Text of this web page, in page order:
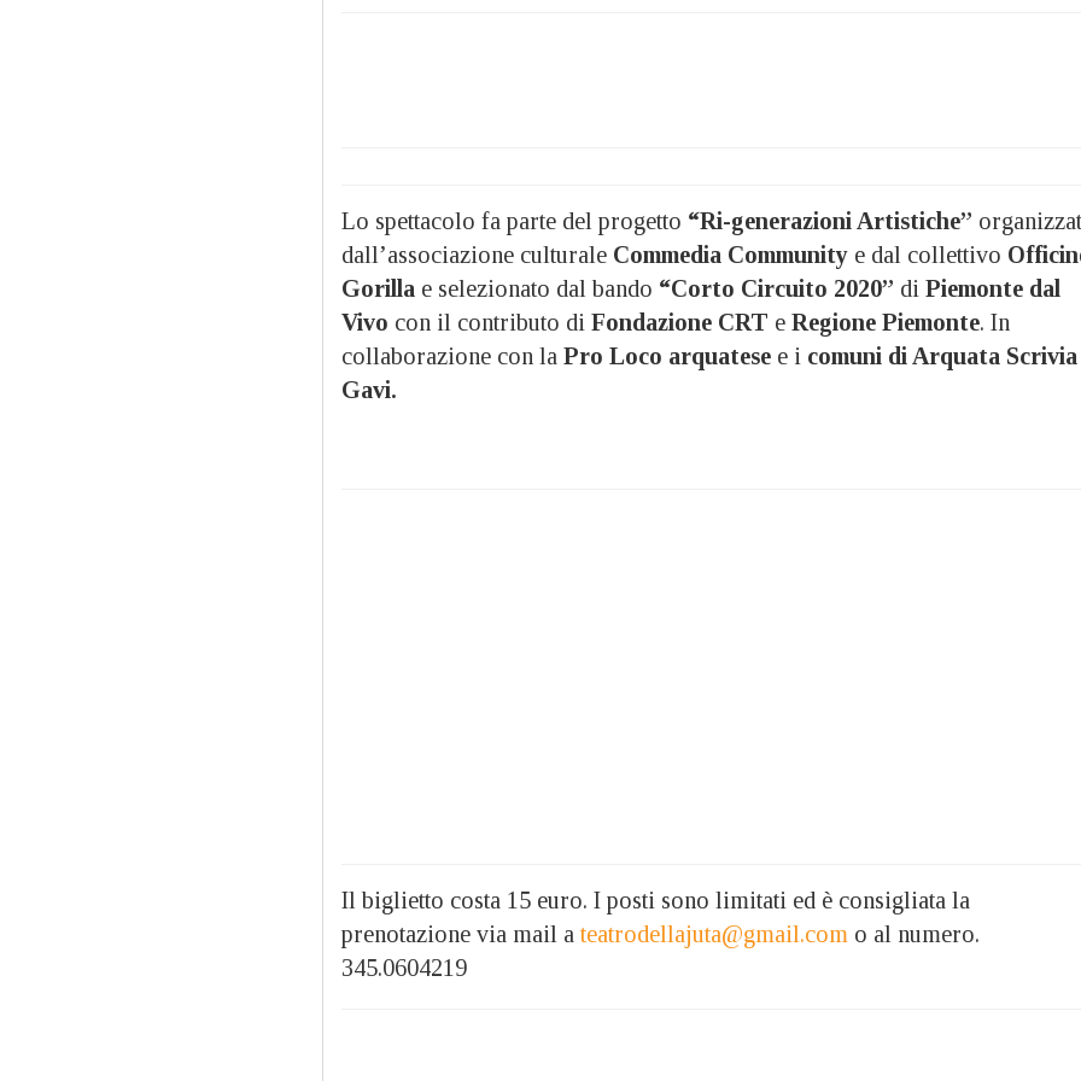
Lo spettacolo fa parte del progetto “Ri-generazioni Artistiche”
dall’associazione culturale Commedia Community e dal collettivo
Gorilla e selezionato dal bando “Corto Circuito 2020” di Piemonte dal
Vivo con il contributo di Fondazione CRT e Regione Piemonte. In
collaborazione con la Pro Loco arquatese e i comuni di Arquata Scrivia
Gavi.
Il biglietto costa 15 euro. I posti sono limitati ed è consigliata la
prenotazione via mail a teatrodellajuta@gmail.com o al numero.
345.0604219